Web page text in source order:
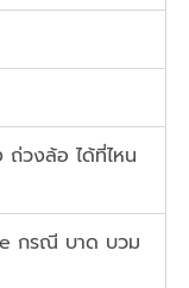
ถ่วงล้อ ได้ที่ไหน
กรณี บาด บวม